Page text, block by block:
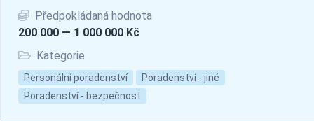
Předpokládaná hodnota
200 000 — 1 000 000 Kč
Kategorie
Personální poradenství
Poradenství - jiné
Poradenství - bezpečnost